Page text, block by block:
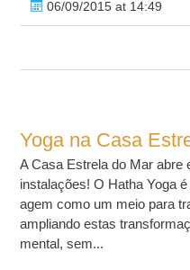
06/09/2015 at 14:49
Yoga na Casa
A Casa Estrela do Mar abre
instalações! O Hatha Yoga
agem como um meio para
ampliando estas
mental, sem...